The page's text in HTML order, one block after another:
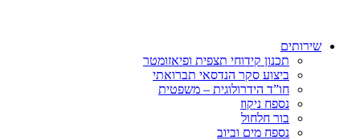
שירותים
תכנון קידוחי תצפית ופיאזומטר
ביצוע סקר הנדסאי תברואתי
חו”ד הידרולוגית – משפטית
נספח ניקוז
בור חלחול
נספח מים וביוב